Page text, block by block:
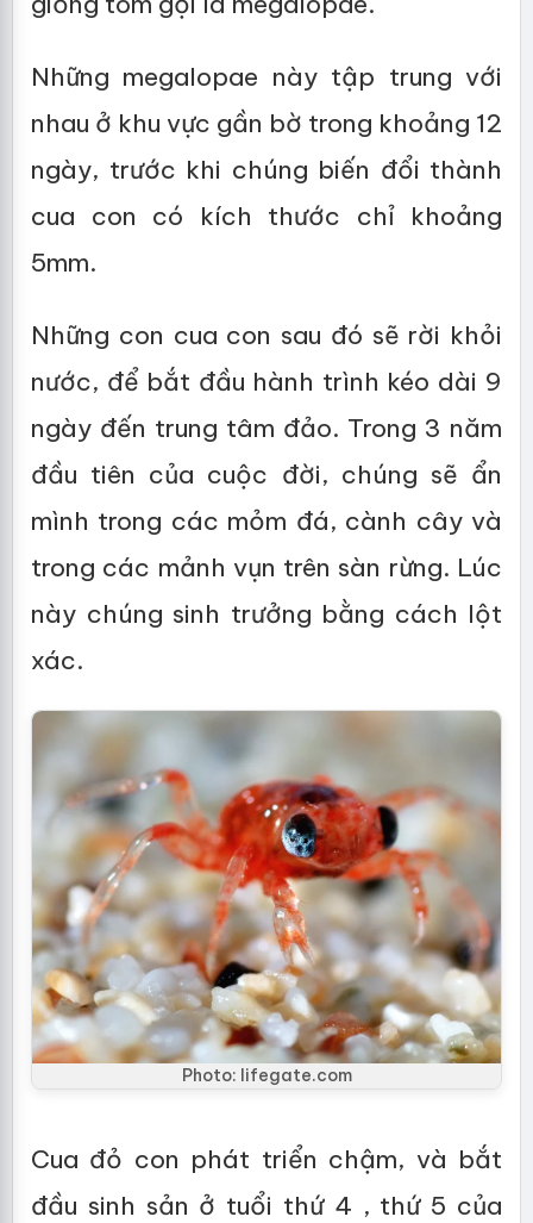
Những megalopae này tập trung với
nhau ở khu vực gần bờ trong khoảng 12
ngày, trước khi chúng biến đổi thành
cua con có kích thước chỉ khoảng
5mm.
Những con cua con sau đó sẽ rời khỏi
nước, để bắt đầu hành trình kéo dài 9
ngày đến trung tâm đảo. Trong 3 năm
đầu tiên của cuộc đời, chúng sẽ ẩn
mình trong các mỏm đá, cành cây và
trong các mảnh vụn trên sàn rừng. Lúc
này chúng sinh trưởng bằng cách lột
xác.
Photo: lifegate.com
Cua đỏ con phát triển chậm, và bắt
đầu sinh sản ở tuổi thứ 4 , thứ 5 của